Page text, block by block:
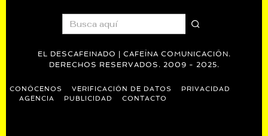
EL DESCAFEINADO | CAFEÍNA COMUNICACIÓN.
DERECHOS RESERVADOS. 2009 - 2025.
CONÓCENOS VERIFICACIÓN DE DATOS
PRIVACIDAD
AGENCIA
PUBLICIDAD CONTACTO